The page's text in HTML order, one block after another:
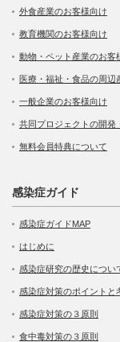
外食産業のお客様向け
教育機関のお客様向け
動物・ペット産業のお客
医療・福祉・食品の周辺
一般企業のお客様向け
共同プロジェクトの開発
無料会員特典について
感染症ガイド
感染症ガイドMAP
はじめに
感染症研究の歴史につい
感染症対策のポイントと
感染症対策の３原則
食中毒対策の３原則